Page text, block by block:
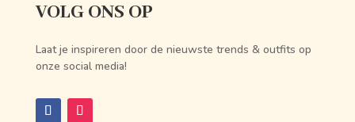
VOLG ONS OP
Laat je inspireren door de nieuwste trends & outfits op
onze social media!